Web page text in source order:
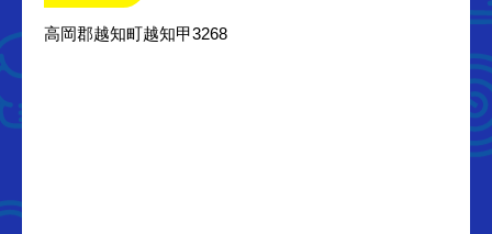
高岡郡越知町越知甲3268